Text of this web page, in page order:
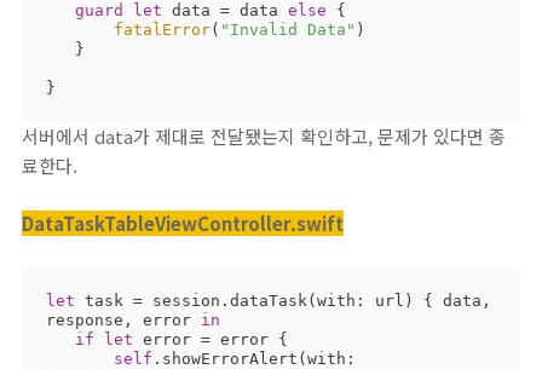
guard let data = data else {
fatalError( "Invalid Data" )
}
서버에서 data가 제대로 전달됐는지 확인하고, 문제가 있다면 종
료한다.
DataTaskTableViewController.swift
let task = session.dataTask(with: url) { data,
response, error in
if
let error = error {
self .showErrorAlert(with: